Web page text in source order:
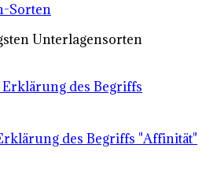
Sorten
Unterlagensorten
des Begriffs
des Begriffs "Affinität"